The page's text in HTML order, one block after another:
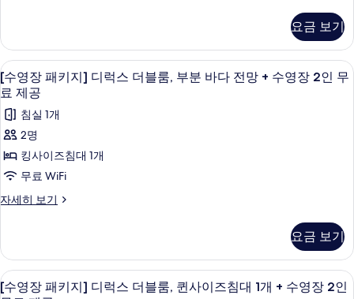
더
블
룸,
바
다
전
망
수
장
인
키
지]
디
럭
스
더
블
바
다
망
장
2
인
요금 보기
[수
영
장
패
키
지]
디
더
블
룸,
미니바, 암막 커튼, 방음 설비, 무료 WiFi
8
[수영장 패키지] 디럭스 더블룸, 부분 바다 전망 + 수영장 2인 무
료 제공
침실 1개
2명
킹사이즈침대 1개
무료 WiFi
자세히 보기
[수
키
지]
디
요금 보기
[수
미니바, 암막 커튼, 방음 설비, 무료 WiFi
6
[수영장 패키지] 디럭스 더블룸, 퀸사이즈침대 1개 + 수영장 2인